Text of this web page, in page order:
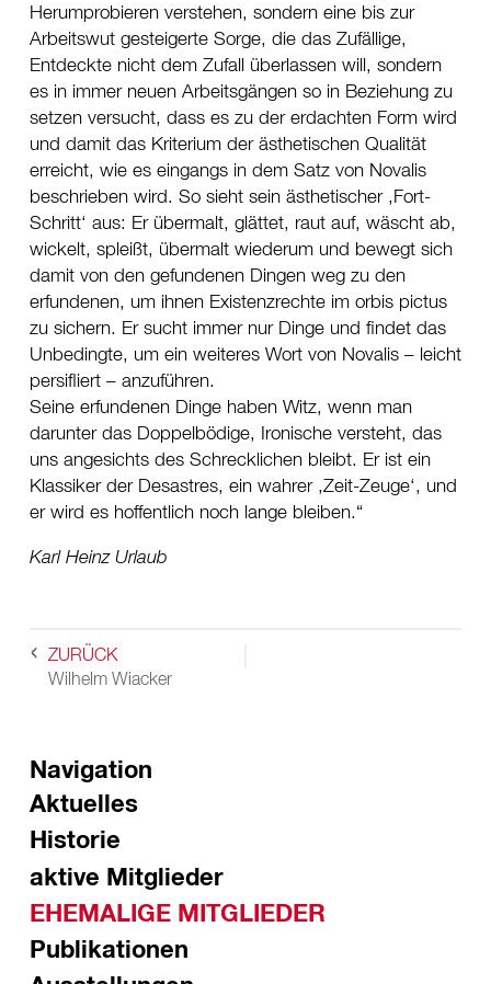
Herumprobieren verstehen, sondern eine bis zur
Arbeitswut gesteigerte Sorge, die das Zufällige,
Entdeckte nicht dem Zufall überlassen will, sondern
es in immer neuen Arbeitsgängen so in Beziehung zu
setzen versucht, dass es zu der erdachten Form wird
und damit das Kriterium der ästhetischen Qualität
erreicht, wie es eingangs in dem Satz von Novalis
beschrieben wird. So sieht sein ästhetischer ‚Fort-
Schritt‘ aus: Er übermalt, glättet, raut auf, wäscht ab,
wickelt, spleißt, übermalt wiederum und bewegt sich
damit von den gefundenen Dingen weg zu den
erfundenen, um ihnen Existenzrechte im orbis pictus
zu sichern. Er sucht immer nur Dinge und findet das
Unbedingte, um ein weiteres Wort von Novalis – leicht
persifliert – anzuführen.
Seine erfundenen Dinge haben Witz, wenn man
darunter das Doppelbödige, Ironische versteht, das
uns angesichts des Schrecklichen bleibt. Er ist ein
Klassiker der Desastres, ein wahrer ‚Zeit-Zeuge‘, und
er wird es hoffentlich noch lange bleiben.
Karl Heinz Urlaub
ZURÜCK
Wilhelm Wiacker
Navigation
Aktuelles
Historie
aktive Mitglieder
EHEMALIGE MITGLIEDER
Publikationen